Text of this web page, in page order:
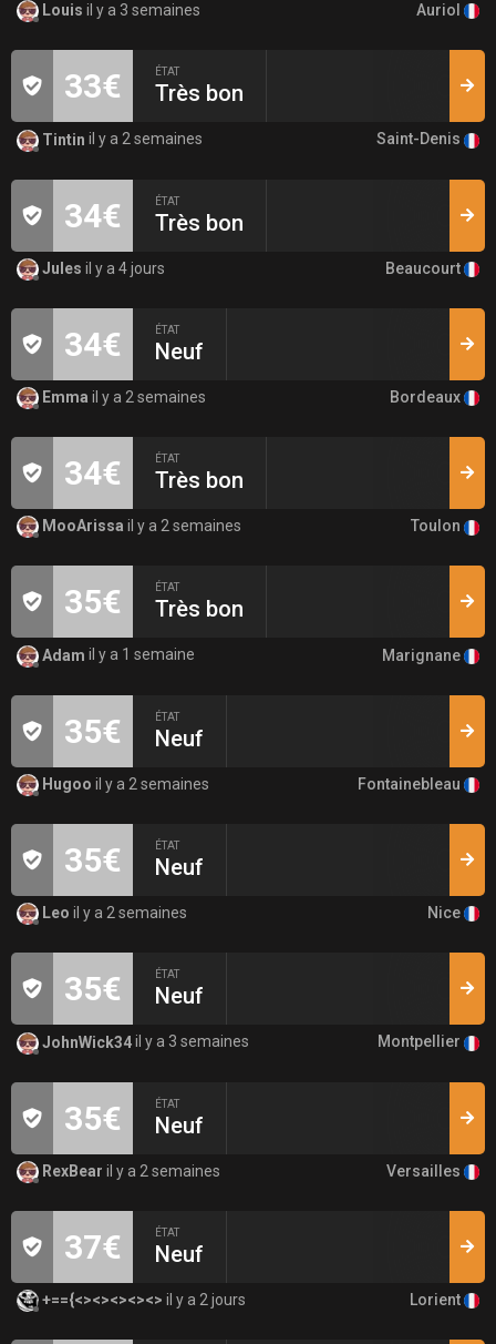
Louis il y a 3 semaines Auriol
33€ ÉTAT
Très bon
Tintin il y a 2 semaines Saint-Denis
34€ ÉTAT
Très bon
Jules il y a 4 jours Beaucourt
34€ ÉTAT
Neuf
Emma il y a 2 semaines Bordeaux
34€ ÉTAT
Très bon
MooArissa il y a 2 semaines Toulon
35€ ÉTAT
Très bon
Adam il y a 1 semaine Marignane
35€ ÉTAT
Neuf
Hugoo il y a 2 semaines Fontainebleau
35€ ÉTAT
Neuf
Leo il y a 2 semaines Nice
35€ ÉTAT
Neuf
JohnWick34il y a 3 semaines Montpellier
35€ ÉTAT
Neuf
RexBear il y a 2 semaines Versailles
37€ ÉTAT
Neuf
+=={<><><><><> il y a 2 jours Lorient